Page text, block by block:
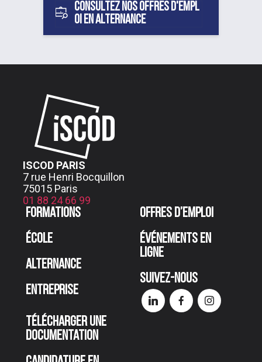
Consultez nos offres d'empl
oi en alternance
ISCOD PARIS
7 rue Henri Bocquillon
75015 Paris
01 88 24 66 99
Formations
École
Alternance
Entreprise
Offres d’emploi
Événements en
ligne
Suivez-nous
Télécharger une
documentation